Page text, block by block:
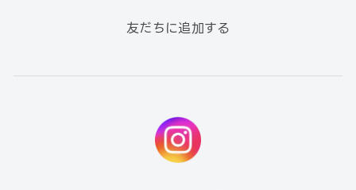
友だちに追加する